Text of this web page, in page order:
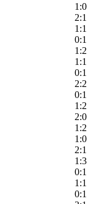
1:0
2:1
1:1
0:1
1:2
1:1
0:1
2:2
0:1
1:2
2:0
1:2
1:0
2:1
1:3
0:1
1:1
0:1